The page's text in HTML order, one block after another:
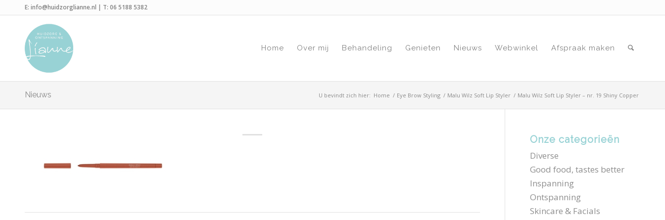
E: info@huidzorglianne.nl | T: 06 5188 5382
Home Over mij Behandeling Genieten Nieuws Webwinkel Afspraak maken
Nieuws U bevindt zich hier: Home / Eye Brow Styling / Malu Wilz Soft Lip Styler / Malu Wilz Soft Lip Styler – nr. 19 Shiny Copper
Onze categorieën
Diverse
Good food, tastes better
Inspanning
Ontspanning
Skincare & Facials